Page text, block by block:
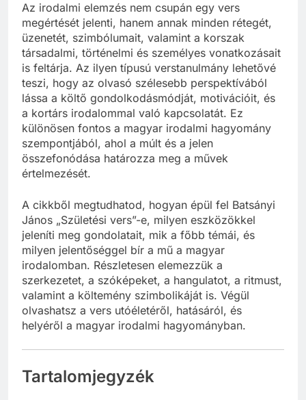
Az irodalmi elemzés nem csupán egy vers
megértését jelenti, hanem annak minden rétegét,
üzenetét, szimbólumait, valamint a korszak
társadalmi, történelmi és személyes vonatkozásait
is feltárja. Az ilyen típusú verstanulmány lehetővé
teszi, hogy az olvasó szélesebb perspektívából
lássa a költő gondolkodásmódját, motivációit, és
a kortárs irodalommal való kapcsolatát. Ez
különösen fontos a magyar irodalmi hagyomány
szempontjából, ahol a múlt és a jelen
összefonódása határozza meg a művek
értelmezését.
A cikkből megtudhatod, hogyan épül fel Batsányi
János „Születési vers”-e, milyen eszközökkel
jeleníti meg gondolatait, mik a főbb témái, és
milyen jelentőséggel bír a mű a magyar
irodalomban. Részletesen elemezzük a
szerkezetet, a szóképeket, a hangulatot, a ritmust,
valamint a költemény szimbolikáját is. Végül
olvashatsz a vers utóéletéről, hatásáról, és
helyéről a magyar irodalmi hagyományban.
Tartalomjegyzék